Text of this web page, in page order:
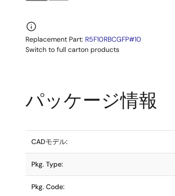
Replacement Part: R5F10RBCGFP#10
Switch to full carton products
パッケージ情報
CADモデル:
Pkg. Type:
Pkg. Code: